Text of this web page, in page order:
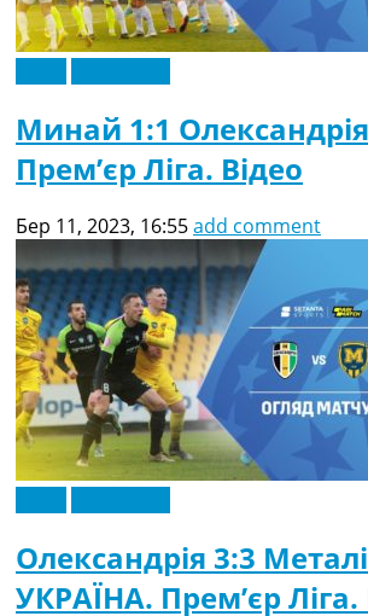
Минай 1:1
Прем’єр Ліга. Відео
Бер 11, 2023, 16:55add comment
Олександрія 3:3
УКРАЇНА. Прем’єр Ліга.